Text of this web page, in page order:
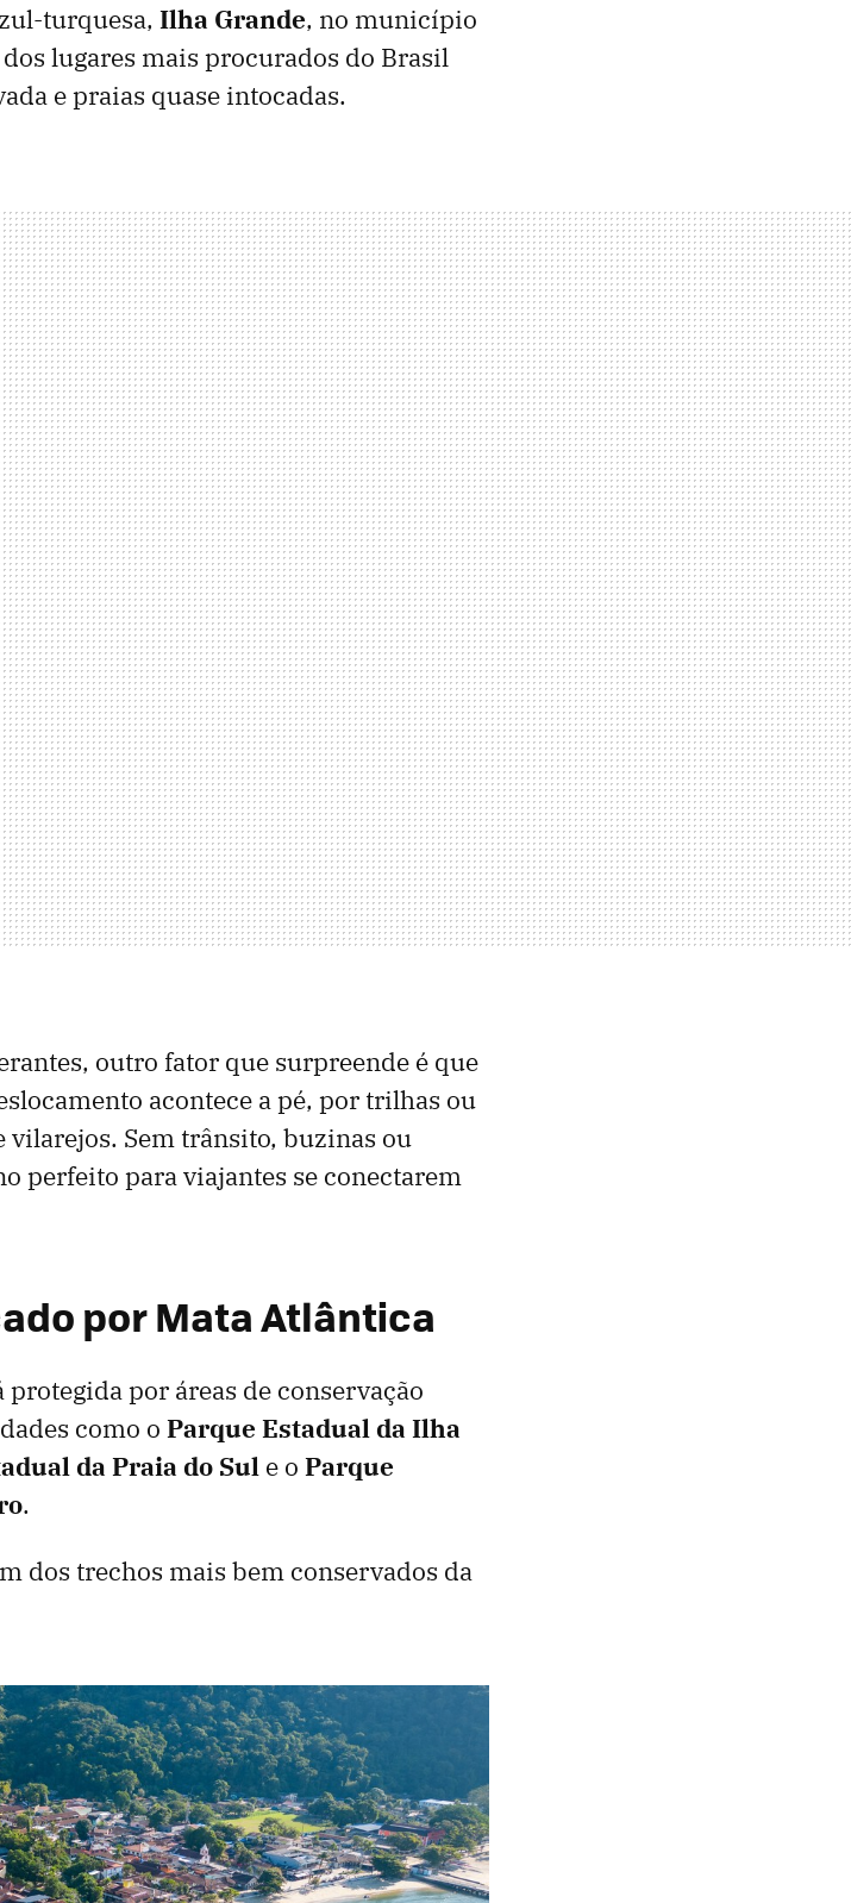
turquesa, Ilha Grande, no município
lugares mais procurados do Brasil
e praias quase intocadas.
outro fator que surpreende é que
acontece a pé, por trilhas ou
Sem trânsito, buzinas ou
perfeito para viajantes se conectarem
por Mata Atlântica
protegida por áreas de conservação
como o Parque Estadual da Ilha
da Praia do Sul e o Parque
.
dos trechos mais bem conservados da